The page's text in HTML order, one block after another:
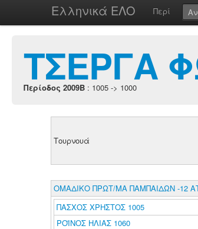
Ελληνικά ΕΛΟ Περί
ΤΣΕΡΓΑ
Περίοδος 2009B : 1005 -> 1000
Τουρνουά
ΟΜΑΔΙΚΟ ΠΡΩΤ/ΜΑ ΠΑΜΠΑΙΔΩΝ -12
ΠΑΣΧΟΣ ΧΡΗΣΤΟΣ 1005
ΡΟΪΝΟΣ ΗΛΙΑΣ 1060